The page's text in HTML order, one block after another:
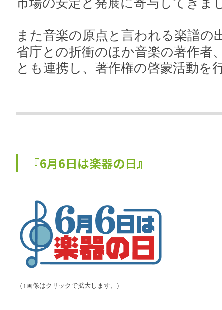
市場の安定と発展に寄与してきま
また音楽の原点と言われる楽譜の
省庁との折衝のほか音楽の著作者
とも連携し、著作権の啓蒙活動を
『6月6日は楽器の日』
（↑画像はクリックで拡大します。）